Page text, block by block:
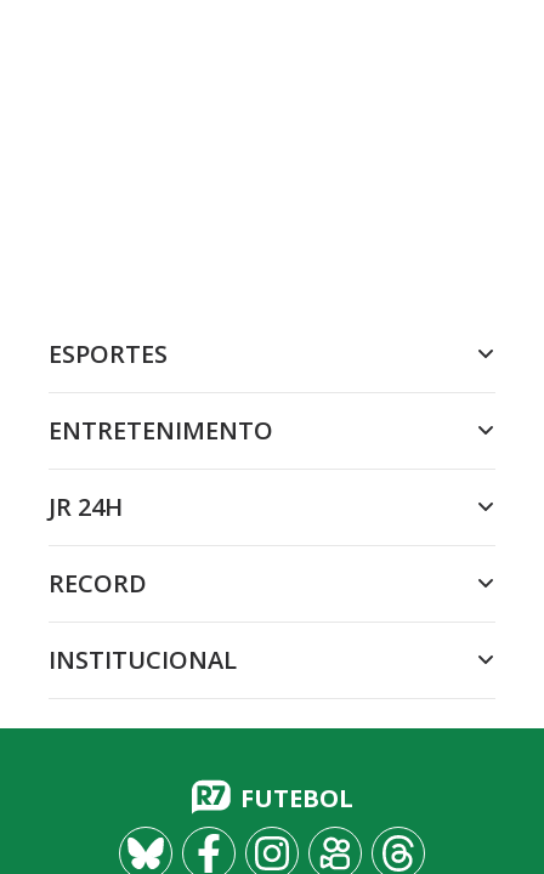
ESPORTES
ENTRETENIMENTO
JR 24H
RECORD
INSTITUCIONAL
FUTEBOL